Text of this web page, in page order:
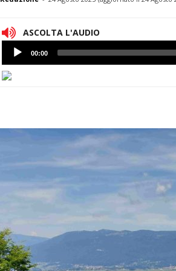
ASCOLTA L'AUDIO
Lettore
Audio
00:00